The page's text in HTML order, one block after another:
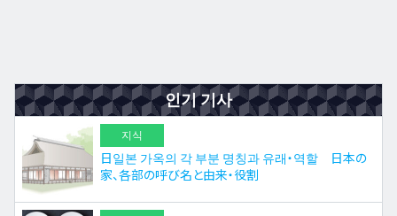
인기 기사
지식
日일본 가옥의 각 부분 명칭과 유래・역할 日本の
家、各部の呼び名と由来・役割